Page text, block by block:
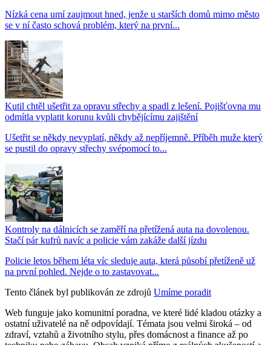
Nízká cena umí zaujmout hned, jenže u starších domů mimo město
se v ní často schová problém, který na první...
Kutil chtěl ušetřit za opravu střechy a spadl z lešení. Pojišťovna mu
odmítla vyplatit korunu kvůli chybějícímu zajištění
Ušetřit se někdy nevyplatí, někdy až nepříjemně. Příběh muže který
se pustil do opravy střechy svépomocí to...
Kontroly na dálnicích se zaměří na přetížená auta na dovolenou.
Stačí pár kufrů navíc a policie vám zakáže další jízdu
Policie letos během léta víc sleduje auta, která působí přetíženě už
na první pohled. Nejde o to zastavovat...
Tento článek byl publikován ze zdrojů Umíme poradit
Web funguje jako komunitní poradna, ve které lidé kladou otázky a
ostatní uživatelé na ně odpovídají. Témata jsou velmi široká – od
zdraví, vztahů a životního stylu, přes domácnost a finance až po